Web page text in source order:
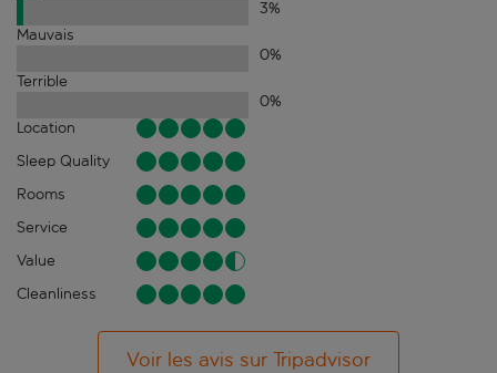
3%
Mauvais
0%
Terrible
0%
Location
Sleep Quality
Rooms
Service
Value
Cleanliness
Voir les avis sur Tripadvisor